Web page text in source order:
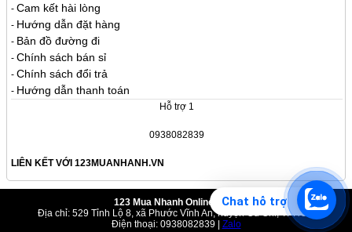
- Cam kết hài lòng
- Hướng dẫn đặt hàng
- Bản đồ đường đi
- Chính sách bán sỉ
- Chính sách đổi trả
- Hướng dẫn thanh toán
Hỗ trợ 1
0938082839
LIÊN KẾT VỚI 123MUANHANH.VN
123 Mua Nhanh Online Shop
Địa chỉ: 529 Tỉnh Lộ 8, xã Phước Vĩnh An, huyện Củ Chi, TPHCM
Điện thoại: 0938082839 | Zalo
Chat hỗ trợ